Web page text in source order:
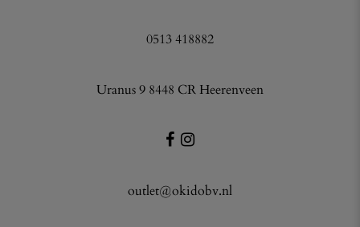
0513 418882
Uranus 9 8448 CR Heerenveen
outlet@okidobv.nl